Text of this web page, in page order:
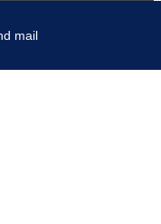
VVS-
mail